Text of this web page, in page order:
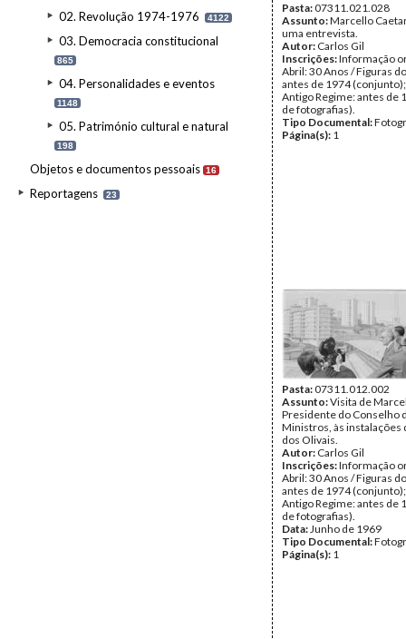
02. Revolução 1974-1976 4122
03. Democracia constitucional
865
04. Personalidades e eventos
1148
05. Património cultural e natural
198
Objetos e documentos pessoais 16
Reportagens 23
Pasta:07311.021.028
Assunto:Marcello
uma entrevista.
Autor: Carlos Gil
Inscrições:Informação
Abril: 30 Anos / Figuras
antes de 1974
Antigo Regime: antes de
de fotografias).
Tipo Documental:
Página(s): 1
Pasta:07311.012.002
Assunto:Visita de
Presidente do Conselho
Ministros, às instalações
dos Olivais.
Autor: Carlos Gil
Inscrições:Informação
Abril: 30 Anos / Figuras
antes de 1974
Antigo Regime: antes de
de fotografias).
Data:Junho de 1969
Tipo Documental:
Página(s): 1